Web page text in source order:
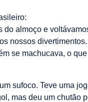
do almoço e
nossos
se machucava, o
sufoco. Teve uma
mas deu um chutão